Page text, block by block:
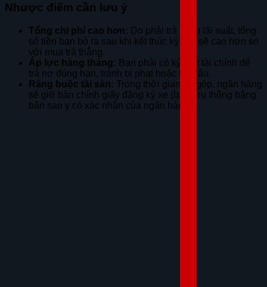
Nhược điểm cần lưu ý
Tổng chi phí cao hơn: Do phải trả thêm lãi suất, tổng
số tiền bạn bỏ ra sau khi kết thúc kỳ vay sẽ cao hơn so
với mua trả thẳng.
Áp lực hàng tháng: Bạn phải có kỷ luật tài chính để
trả nợ đúng hạn, tránh bị phạt hoặc nợ xấu.
Ràng buộc tài sản: Trong thời gian trả góp, ngân hàng
sẽ giữ bản chính giấy đăng ký xe (bạn lưu thông bằng
bản sao y có xác nhận của ngân hàng).